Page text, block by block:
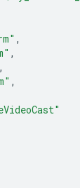
,
,
,
,